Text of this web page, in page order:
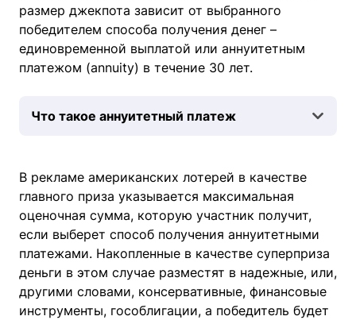
размер джекпота зависит от выбранного
победителем способа получения денег –
единовременной выплатой или аннуитетным
платежом (annuity) в течение 30 лет.
Что такое аннуитетный платеж
В рекламе американских лотерей в качестве
главного приза указывается максимальная
оценочная сумма, которую участник получит,
если выберет способ получения аннуитетными
платежами. Накопленные в качестве суперприза
деньги в этом случае разместят в надежные, или,
другими словами, консервативные, финансовые
инструменты, гособлигации, а победитель будет